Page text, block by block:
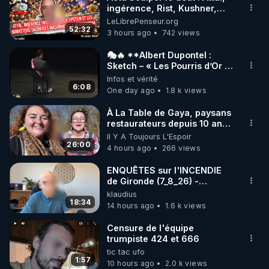
🌱 INSTAGRAM
https://www.instagram.com/rdlr_thierrycasasnovas/
http://rgnr.li/instagram
🌱 LA NEWSLETTER
Pour ne pas rater l’actualité RGNR (stages,
http://rgnr.li/news
🌱 VIDÉOS NON CENSURÉES SUR ODYSEE
Toutes les vidéos Youtube sont aussi sur la
http://rgnr.li/odysee
🌱 LES STAGES EN PRÉSENTIEL
http://rgnr.li/stages
52:32
ingérence, Rist, Kushner,
Epstein, sacrifices
maçonniques à Madagascar
LeLibrePenseur.org
3 hours ago
742 views
6:08
🎭🔥 **Albert Dupontel :
Sketch – « Les Pourris d’Or »
🏆💰**
Infos et vérité
One day ago
1.8 k views
26:00
À La Table de Gaya, paysans
restaurateurs depuis 10 ans
dans l'Ariège
Il Y A Toujours L'Espoir
4 hours ago
266 views
18:34
ENQUÊTES sur l'INCENDIE
de Gironde (7_8_26) -
Philippe WEBER
klaudius
14 hours ago
1.6 k views
1:57
Censure de l'équipe
trumpiste 424 et 666
tic tac ufo
10 hours ago
2.0 k views